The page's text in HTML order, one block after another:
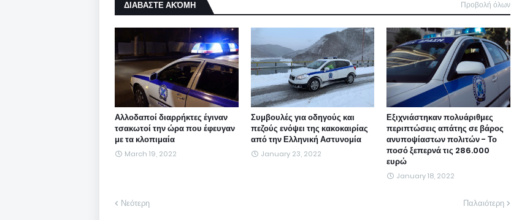
ΔΙΑΒΑΣΤΕ ΑΚΌΜΗ Προβολή όλων
Αλλοδαποί διαρρήκτες έγιναν
τσακωτοί την ώρα που έφευγαν
με τα κλοπιμαία
March 19, 2022
Συμβουλές για οδηγούς και
πεζούς ενόψει της κακοκαιρίας
από την Ελληνική Αστυνομία
January 23, 2022
Εξιχνιάστηκαν πολυάριθμες
περιπτώσεις απάτης σε βάρος
ανυποψίαστων πολιτών - Το
ποσό ξεπερνά τις 286.000
ευρώ
January 18, 2022
Νεότερη Παλαιότερη